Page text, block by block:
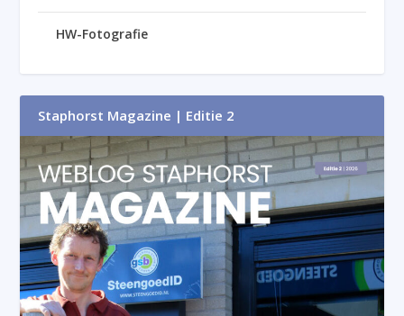
HW-Fotografie
Staphorst Magazine | Editie 2